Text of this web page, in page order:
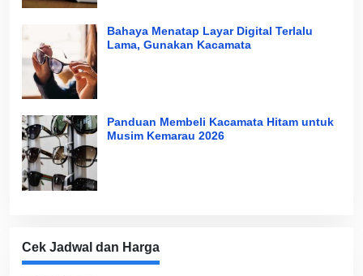
Bahaya Menatap Layar Digital Terlalu
Lama, Gunakan Kacamata
Panduan Membeli Kacamata Hitam untuk
Musim Kemarau 2026
Cek Jadwal dan Harga